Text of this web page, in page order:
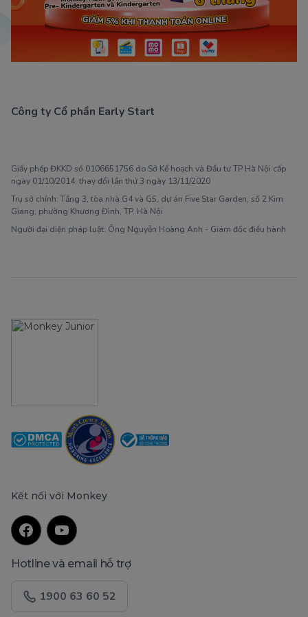
Công ty Cổ phần Early Start
Giấy phép ĐKKD số 0106651756 do Sở Kế hoạch và Đầu tư TP Hà Nội cấp
ngày 01/10/2014, thay đổi lần thứ 3 ngày 13/11/2020
Trụ sở chính: Tầng 3, tòa nhà G4 và G5, dự án Five Star Garden, số 2 Kim
Giang, phường Khương Đình, TP. Hà Nội
Người đại diện pháp luật: Ông Nguyễn Hoàng Anh - Giám đốc điều hành
Kết nối với Monkey
Hotline và email hỗ trợ
1900 63 60 52